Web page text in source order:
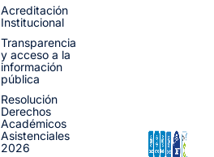
Acreditación
Institucional
Transparencia
y acceso a la
información
pública
Resolución
Derechos
Académicos
Asistenciales
2026